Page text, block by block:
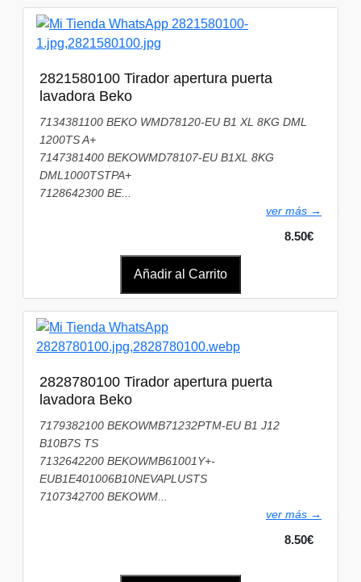
2821580100 Tirador apertura puerta
lavadora Beko
7134381100 BEKO WMD78120-EU B1 XL 8KG DML
1200TS A+
7147381400 BEKOWMD78107-EU B1XL 8KG
DML1000TSTPA+
7128642300 BE...
ver más →
8.50€
Añadir al Carrito
2828780100 Tirador apertura puerta
lavadora Beko
7179382100 BEKOWMB71232PTM-EU B1 J12
B10B7S TS
7132642200 BEKOWMB61001Y+-
EUB1E401006B10NEVAPLUSTS
7107342700 BEKOWM...
ver más →
8.50€